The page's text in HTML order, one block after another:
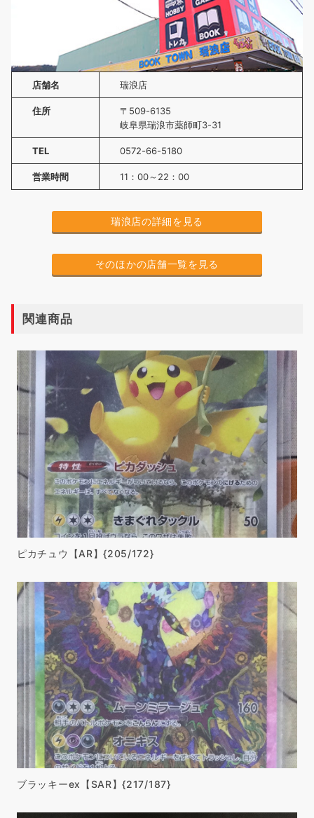
店舗名 瑞浪店
住所
〒509-6135
岐阜県瑞浪市薬師町3-31
TEL 0572-66-5180
営業時間 11：00～22：00
瑞浪店の詳細を見る
そのほかの店舗一覧を見る
関連商品
ピカチュウ【AR】{205/172}
ブラッキーex【SAR】{217/187}